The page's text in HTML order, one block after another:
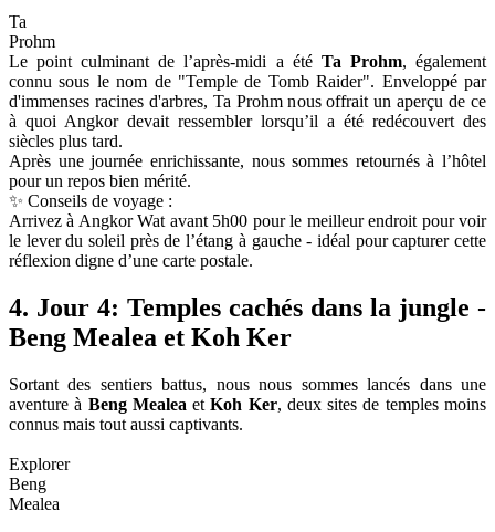
Ta
Prohm
Le point culminant de l’après-midi a été Ta Prohm, également
connu sous le nom de "Temple de Tomb Raider". Enveloppé par
d'immenses racines d'arbres, Ta Prohm nous offrait un aperçu de ce
à quoi Angkor devait ressembler lorsqu’il a été redécouvert des
siècles plus tard.
Après une journée enrichissante, nous sommes retournés à l’hôtel
pour un repos bien mérité.
✨ Conseils de voyage :
Arrivez à Angkor Wat avant 5h00 pour le meilleur endroit pour voir
le lever du soleil près de l’étang à gauche - idéal pour capturer cette
réflexion digne d’une carte postale.
4. Jour 4: Temples cachés dans la jungle -
Beng Mealea et Koh Ker
Sortant des sentiers battus, nous nous sommes lancés dans une
aventure à Beng Mealea etKoh Ker, deux sites de temples moins
connus mais tout aussi captivants.
Explorer
Beng
Mealea